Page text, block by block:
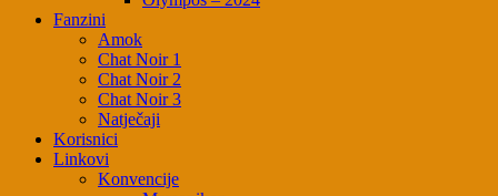
Fanzini
Amok
Chat Noir 1
Chat Noir 2
Chat Noir 3
Natječaji
Korisnici
Linkovi
Konvencije